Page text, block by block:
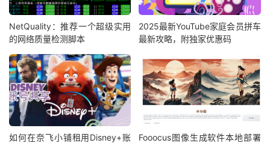
NetQuality：推荐一个超级实用
的网络质量检测脚本
2025最新YouTube家庭会员拼车
最新攻略，附独家优惠码
如何在奈飞小铺租用Disney+账
Fooocus图像生成软件本地部署